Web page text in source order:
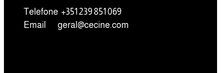
Telefone +351 239 851 069
Email geral@cecine.com